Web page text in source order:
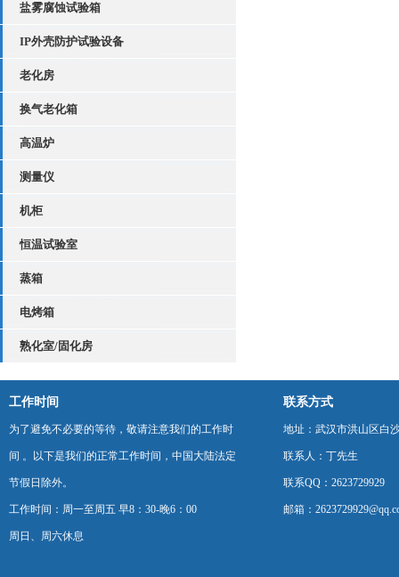
盐雾腐蚀试验箱
IP外壳防护试验设备
老化房
换气老化箱
高温炉
测量仪
机柜
恒温试验室
蒸箱
电烤箱
熟化室/固化房
工作时间
为了避免不必要的等待，敬请注意我们的工作时
间 。以下是我们的正常工作时间，中国大陆法定
节假日除外。
工作时间：周一至周五 早8：30-晚6：00
周日、周六休息
联系方式
地址：武汉市洪山区白
联系人：丁先生
联系QQ：2623729929
邮箱：